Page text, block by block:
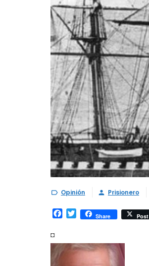
 Opinión  Prisionero
Facebook
TwitterShare Post
◘